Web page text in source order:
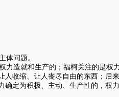
问题。
造就和生产的；福柯关注的是权
收缩、让人丧尽自由的东西；后
定为积极、主动、生产性的，权